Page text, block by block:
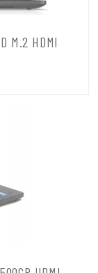
M.2 HDMI